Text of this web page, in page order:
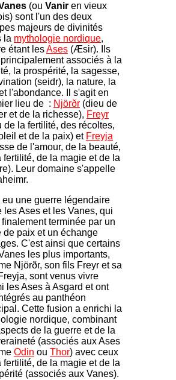
(ou Vanir en vieux
sont l'un des deux
majeurs de divinités
la mythologie nordique,
étant lesAses (Æsir). Ils
associés à la
la prospérité, la sagesse,
(seidr), la nature, la
l'abondance. Il s'agit en
lieu de : Njörðr (dieu de
et de la richesse), Freyr
de la fertilité, des récoltes,
et de la paix) et Freyja
de l'amour, de la beauté,
fertilité, de la magie et de la
Leur domaine s'appelle
eu une guerre légendaire
les Ases et les Vanes, qui
finalement terminée par un
de paix et un échange
C'est ainsi que certains
les plus importants,
Njörðr, son fils Freyr et sa
sont venus vivre
les Ases à Asgard et ont
au panthéon
Cette fusion a enrichi la
nordique, combinant
de la guerre et de la
(associés aux Ases
Odin ou Thor) avec ceux
fertilité, de la magie et de la
(associés aux Vanes).